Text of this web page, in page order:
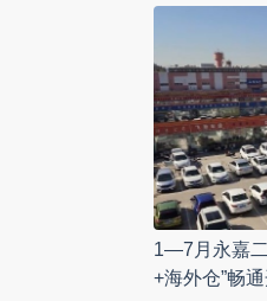
1—7月永嘉
+海外仓”畅